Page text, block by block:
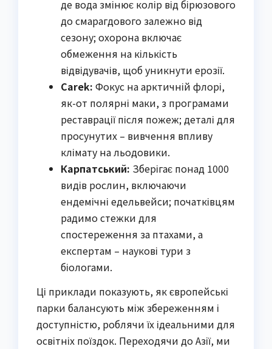
де вода змінює колір від бірюзового
до смарагдового залежно від
сезону; охорона включає
обмеження на кількість
відвідувачів, щоб уникнути ерозії.
Сarek: Фокус на арктичній флорі,
як-от полярні маки, з програмами
реставрації після пожеж; деталі для
просунутих – вивчення впливу
клімату на льодовики.
Карпатський: Зберігає понад 1000
видів рослин, включаючи
ендемічні едельвейси; початківцям
радимо стежки для
спостереження за птахами, а
експертам – наукові тури з
біологами.
Ці приклади показують, як європейські
парки балансують між збереженням і
доступністю, роблячи їх ідеальними для
освітніх поїздок. Переходячи до Азії, ми